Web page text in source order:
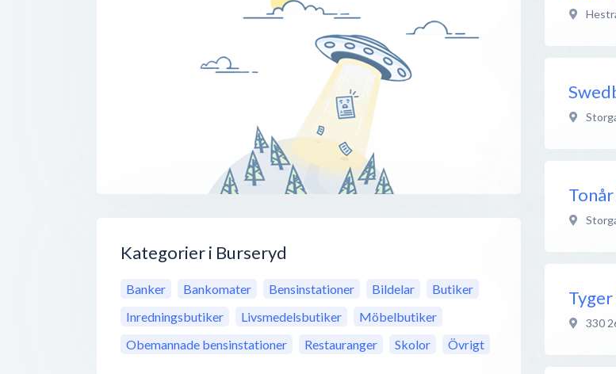
Kategorier i Burseryd
Banker Bankomater Bensinstationer Bildelar
Butiker
Inredningsbutiker
Livsmedelsbutiker
Möbelbutiker
Obemannade bensinstationer
Restauranger Skolor Övrigt
330